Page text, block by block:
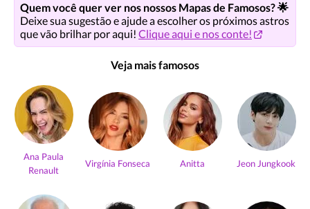
Quem você quer ver nos nossos Mapas de Famosos? 🌟
Deixe sua sugestão e ajude a escolher os próximos astros
que vão brilhar por aqui! Clique aqui e nos conte!
Veja mais famosos
Ana Paula
Renault
Virgínia Fonseca Anitta Jeon Jungkook